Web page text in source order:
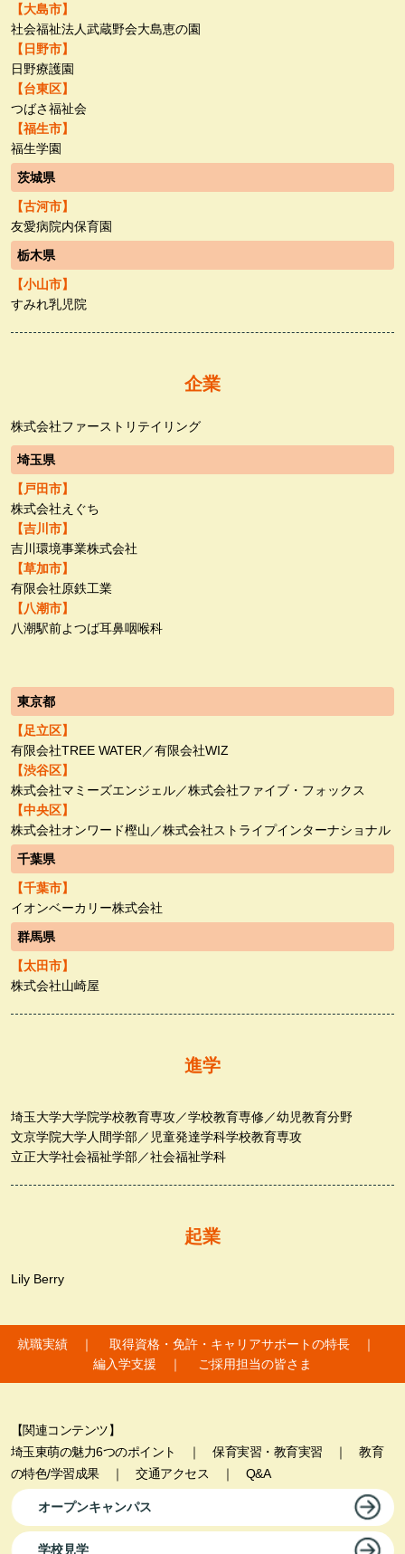
【大島市】
社会福祉法人武蔵野会大島恵の園
【日野市】
日野療護園
【台東区】
つばさ福祉会
【福生市】
福生学園
茨城県
【古河市】
友愛病院内保育園
栃木県
【小山市】
すみれ乳児院
企業
株式会社ファーストリテイリング
埼玉県
【戸田市】
株式会社えぐち
【吉川市】
吉川環境事業株式会社
【草加市】
有限会社原鉄工業
【八潮市】
八潮駅前よつば耳鼻咽喉科
東京都
【足立区】
有限会社TREE WATER／有限会社WIZ
【渋谷区】
株式会社マミーズエンジェル／株式会社ファイブ・フォックス
【中央区】
株式会社オンワード樫山／株式会社ストライプインターナショナル
千葉県
【千葉市】
イオンベーカリー株式会社
群馬県
【太田市】
株式会社山崎屋
進学
埼玉大学大学院学校教育専攻／学校教育専修／幼児教育分野
文京学院大学人間学部／児童発達学科学校教育専攻
立正大学社会福祉学部／社会福祉学科
起業
Lily Berry
就職実績 ｜ 取得資格・免許・キャリアサポートの特長 ｜
編入学支援 ｜ ご採用担当の皆さま
【関連コンテンツ】
埼玉東萌の魅力6つのポイント
｜保育実習・教育実習 ｜教育
の特色/学習成果｜交通アクセス ｜ Q&A
オープンキャンパス
学校見学